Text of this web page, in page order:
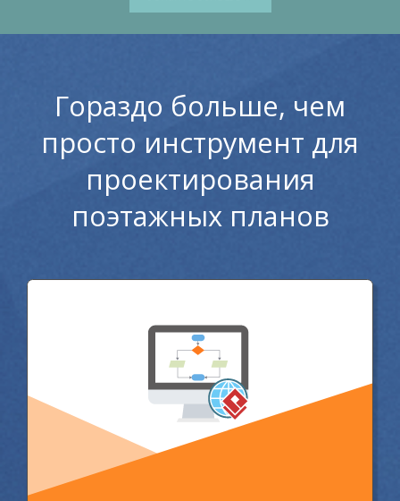
Гораздо больше, чем
просто инструмент для
проектирования
поэтажных планов